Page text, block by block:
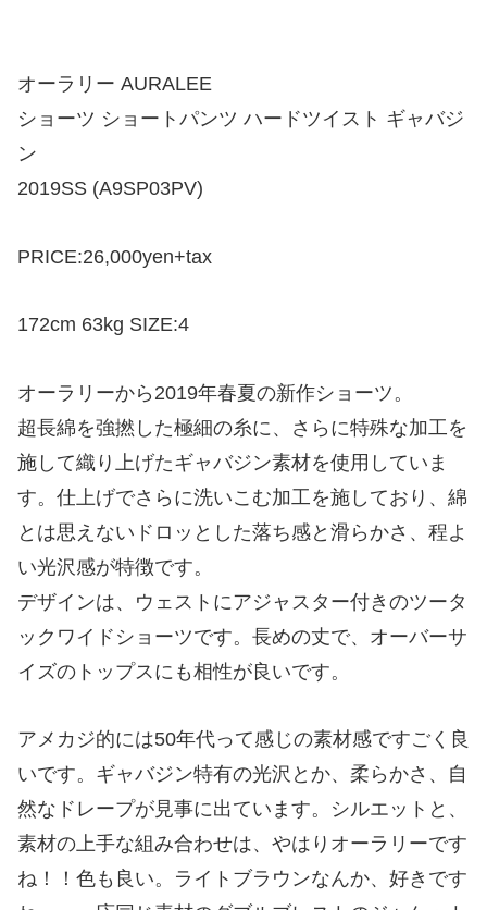
オーラリー AURALEE
ショーツ ショートパンツ ハードツイスト ギャバジ
ン
2019SS (A9SP03PV)
PRICE:26,000yen+tax
172cm 63kg SIZE:4
オーラリーから2019年春夏の新作ショーツ。
超長綿を強撚した極細の糸に、さらに特殊な加工を
施して織り上げたギャバジン素材を使用していま
す。仕上げでさらに洗いこむ加工を施しており、綿
とは思えないドロッとした落ち感と滑らかさ、程よ
い光沢感が特徴です。
デザインは、ウェストにアジャスター付きのツータ
ックワイドショーツです。長めの丈で、オーバーサ
イズのトップスにも相性が良いです。
アメカジ的には50年代って感じの素材感ですごく良
いです。ギャバジン特有の光沢とか、柔らかさ、自
然なドレープが見事に出ています。シルエットと、
素材の上手な組み合わせは、やはりオーラリーです
ね！！色も良い。ライトブラウンなんか、好きです